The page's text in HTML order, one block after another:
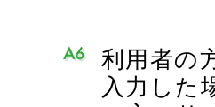
利用者の
入力した